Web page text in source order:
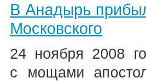
В Анадырь
Московского
24 ноября 2008
с мощами